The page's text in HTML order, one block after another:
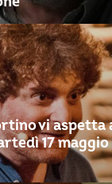
vi aspetta
17 maggio